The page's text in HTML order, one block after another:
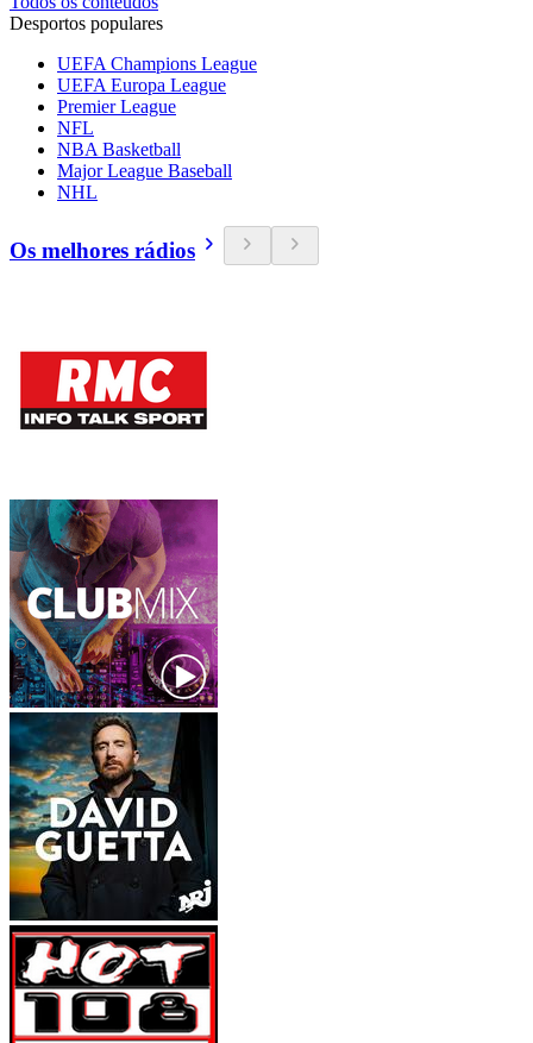
Desportos populares
UEFA Champions League
UEFA Europa League
Premier League
NFL
NBA Basketball
Major League Baseball
NHL
Os melhores rádios